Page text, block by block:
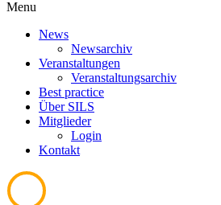
Menu
News
Newsarchiv
Veranstaltungen
Veranstaltungsarchiv
Best practice
Über SILS
Mitglieder
Login
Kontakt